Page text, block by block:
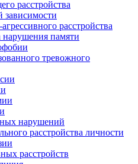
расстройства
расстройства
памяти
тревожного
нарушений
расстройства личности
расстройств